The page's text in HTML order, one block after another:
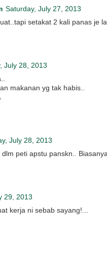
Saturday, July 27, 2013
setakat 2 kali panas je
July 28, 2013
makanan yg tak habis..
July 28, 2013
peti apstu panskn..
29, 2013
kerja ni sebab sayang!...